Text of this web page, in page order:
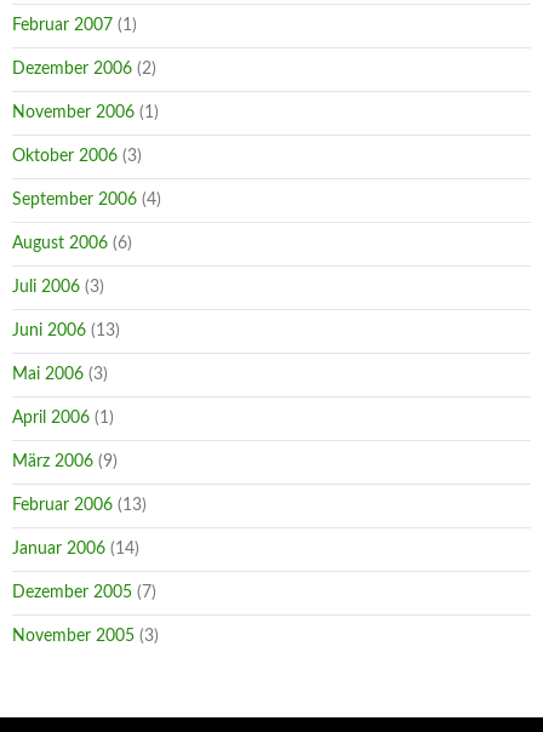
Februar 2007 (1)
Dezember 2006 (2)
November 2006 (1)
Oktober 2006 (3)
September 2006 (4)
August 2006 (6)
Juli 2006 (3)
Juni 2006 (13)
Mai 2006 (3)
April 2006 (1)
März 2006 (9)
Februar 2006 (13)
Januar 2006 (14)
Dezember 2005 (7)
November 2005 (3)